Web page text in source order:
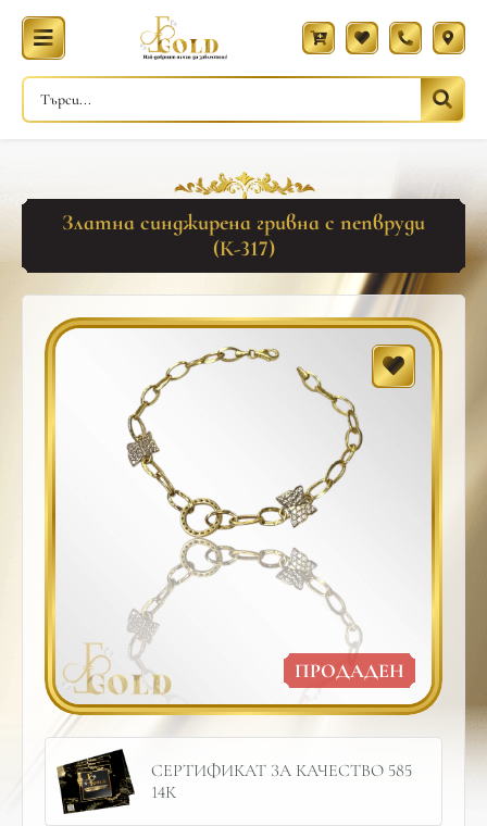
Златна синджирена гривна с пепвруди
(К-317)
ПРОДАДЕН
СЕРТИФИКАТ ЗА КАЧЕСТВО 585
14К